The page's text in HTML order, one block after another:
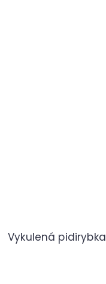
Vykulená pidirybka